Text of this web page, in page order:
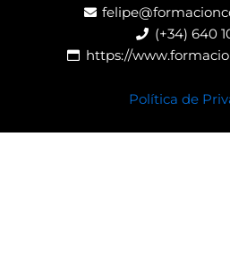
(+34) 640
https://
Política de